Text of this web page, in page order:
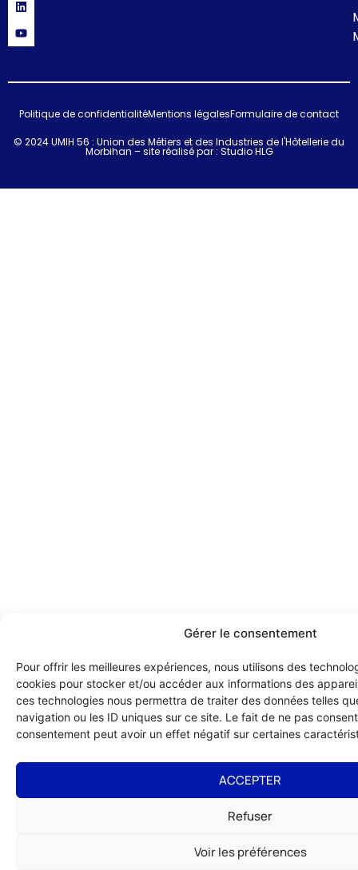
Gérer le consentement
Pour offrir les meilleures expériences, nous utilisons des
cookies pour stocker et/ou accéder aux informations des
ces technologies nous permettra de traiter des données telles
navigation ou les ID uniques sur ce site. Le fait de ne pas
consentement peut avoir un effet négatif sur certaines
ACCEPTER
Refuser
Voir les préférences
© 2024 UMIH 56 : Union des Métiers et des Industries de l'Hôtellerie du
Morbihan – site réalisé par : Studio HLG
Politique de confidentialitéMentions légalesFormulaire de contact